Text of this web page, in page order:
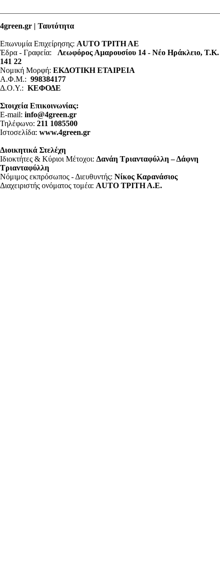
4green.gr | Ταυτότητα
Επωνυμία Επιχείρησης: AUTO ΤΡΙΤΗ ΑΕ
Έδρα - Γραφεία: Λεωφόρος Αμαρουσίου 14 - Νέο Ηράκλειο, Τ.Κ.
141 22
Νομική Μορφή: ΕΚΔΟΤΙΚΗ ΕΤΑΙΡΕΙΑ
Α.Φ.Μ.: 998384177
Δ.Ο.Υ.: ΚΕΦΟΔΕ
Στοιχεία Επικοινωνίας:
E-mail: info@4green.gr
Τηλέφωνο: 211 1085500
Ιστοσελίδα: www.4green.gr
Διοικητικά Στελέχη
Ιδιοκτήτες & Κύριοι Μέτοχοι: Δανάη Τριανταφύλλη – Δάφνη
Τριανταφύλλη
Νόμιμος εκπρόσωπος - Διευθυντής: Νίκος Καρανάσιος
Διαχειριστής ονόματος τομέα: ΑUTO ΤΡΙΤΗ Α.Ε.